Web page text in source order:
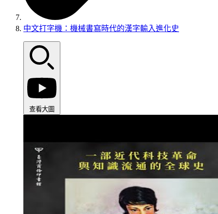
中文打字機：機械書寫時代的漢字輸入進化史
查看大圖